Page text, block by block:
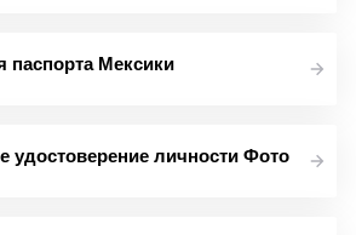
паспорта Мексики
удостоверение личности Фото